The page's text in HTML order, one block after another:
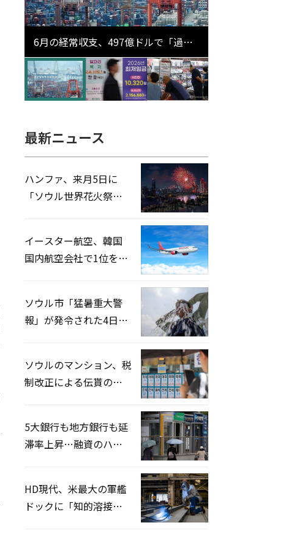
6月の経常収支、497億ドルで「過去
最大」…輸出が初の1000億ドル突破
最新ニュース
ハンファ、来月5日に
「ソウル世界花火祭り
イースター航空、韓国
国内航空会社で1位を記
ソウル市「猛暑重大警
報」が発令された4日、
ソウルのマンション、税
制改正による伝貰の月
5大銀行も地方銀行も延
滞率上昇…融資のハー
HD現代、米最大の軍艦
ドックに「知的溶接」